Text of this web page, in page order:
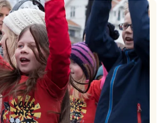
van Etten